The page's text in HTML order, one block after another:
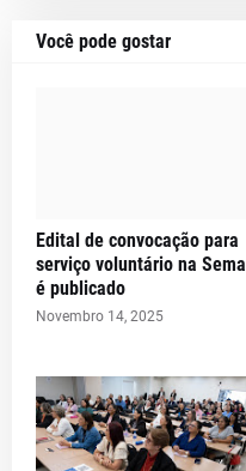
Você pode gostar
Edital de convocação para
serviço voluntário na Sema
é publicado
Novembro 14, 2025